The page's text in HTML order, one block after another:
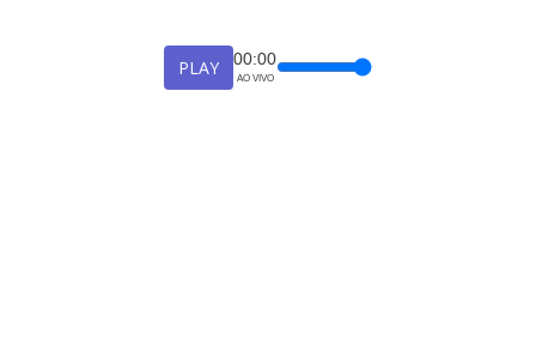
PLAY 00:00
AO VIVO